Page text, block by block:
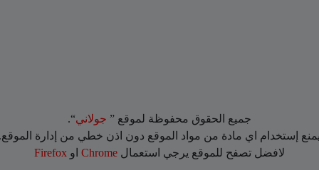
جميع الحقوق محفوظة لموقع ” جولاني“.
إستخدام اي مادة من مواد الموقع دون اذن خطي من إدارة
لافضل تصفح للموقع يرجي استعمال Chrome او Firefox